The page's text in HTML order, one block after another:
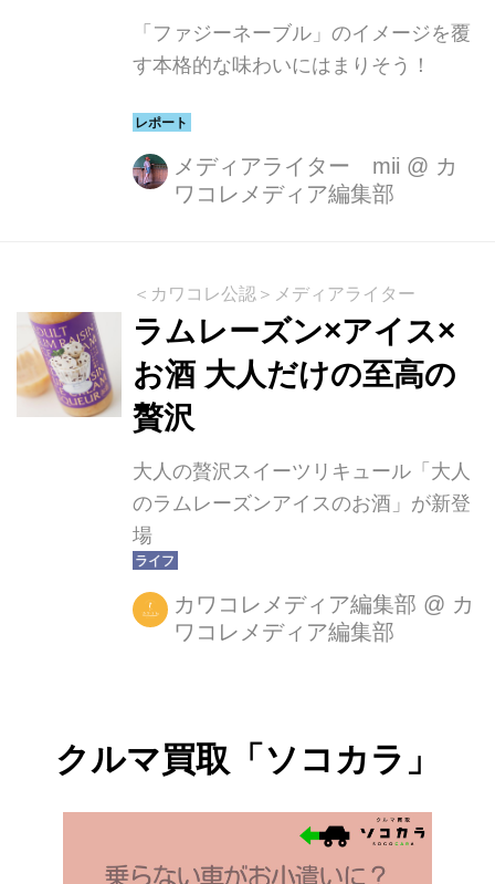
「ファジーネーブル」のイメージを覆
す本格的な味わいにはまりそう！
メディアライター mii @ カ
ワコレメディア編集部
＜カワコレ公認＞メディアライター
ラムレーズン×アイス×
お酒 大人だけの至高の
贅沢
大人の贅沢スイーツリキュール「大人
のラムレーズンアイスのお酒」が新登
場
カワコレメディア編集部 @ カ
ワコレメディア編集部
クルマ買取「ソコカラ」